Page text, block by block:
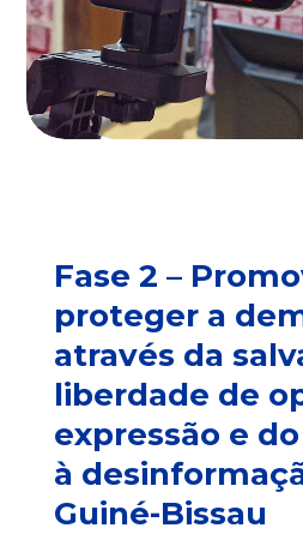
Fase 2 –
proteger a
através da
liberdade de
expressão e
à
Guiné-Bissau